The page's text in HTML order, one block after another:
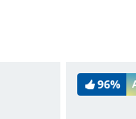
96%